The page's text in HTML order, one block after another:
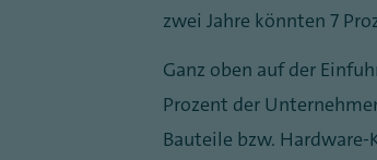
zwei Jahre könnten 7
Ganz oben auf der
Prozent der
Bauteile bzw.